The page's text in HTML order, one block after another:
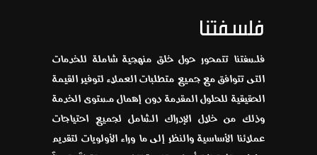
فلسفتنا
فلسفتنا تتمحور حول خلق منهجية شاملة للخدمات
التى تتوافق مع جميع متطلبات العملاء لتوفير القيمة
الحقيقية للحلول المقدمة دون إهمال مستوى الخدمة
وذلك من خلال الإدراك الشامل لجميع احتياجات
عملائنا الأساسية والنظر إلى ما وراء الأولويات لتقديم